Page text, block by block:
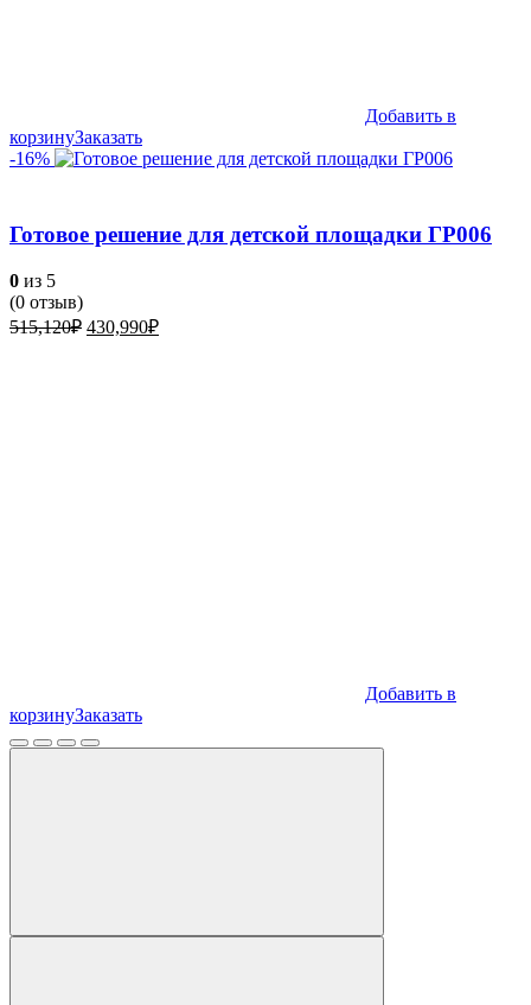
Добавить в
корзинуЗаказать
-16%
Готовое решение для детской площадки ГР006
0 из 5
(0 отзыв)
515,120₽ Первоначальная
430,990₽Текущая
Добавить в
корзинуЗаказать